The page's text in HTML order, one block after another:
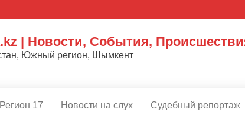
| Новости, События,
Южный регион, Шымкент
Регион 17 Новости на слух Судебный репортаж